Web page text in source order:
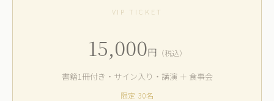
VIP TICKET
15,000円 （税込）
書籍1冊付き・サイン入り・講演 ＋ 食事会
限定 30名